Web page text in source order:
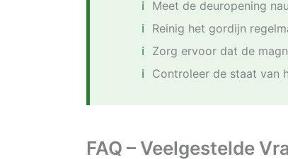
Meet de deuropening
Reinig het gordijn
Zorg ervoor dat de
Controleer de staat van
FAQ – Veelgestelde